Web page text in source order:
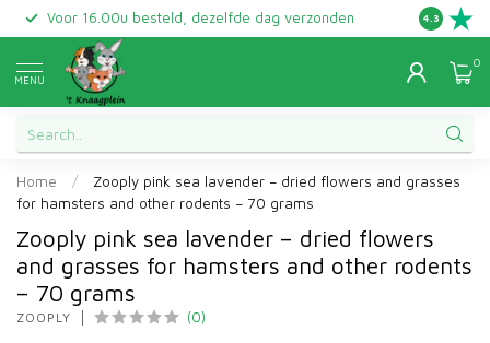
Voor 16.00u besteld, dezelfde dag verzonden Gratis
4.3
MENU
0
Home /
Zooply pink sea lavender – dried flowers and grasses
for hamsters and other rodents – 70 grams
Zooply pink sea lavender – dried flowers
and grasses for hamsters and other rodents
– 70 grams
ZOOPLY (0)